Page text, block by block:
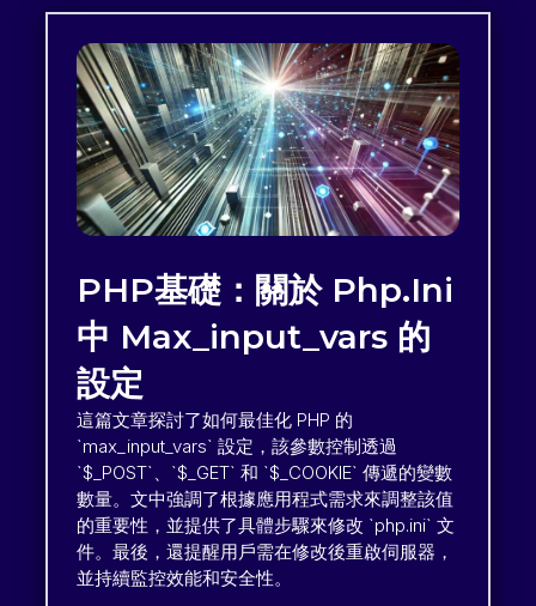
PHP基礎：關於 Php.ini
中 Max_input_vars 的
設定
這篇文章探討了如何最佳化 PHP 的
`max_input_vars` 設定，該參數控制透過
`$_POST`、`$_GET` 和 `$_COOKIE` 傳遞的變數
數量。文中強調了根據應用程式需求來調整該值
的重要性，並提供了具體步驟來修改 `php.ini` 文
件。最後，還提醒用戶需在修改後重啟伺服器，
並持續監控效能和安全性。